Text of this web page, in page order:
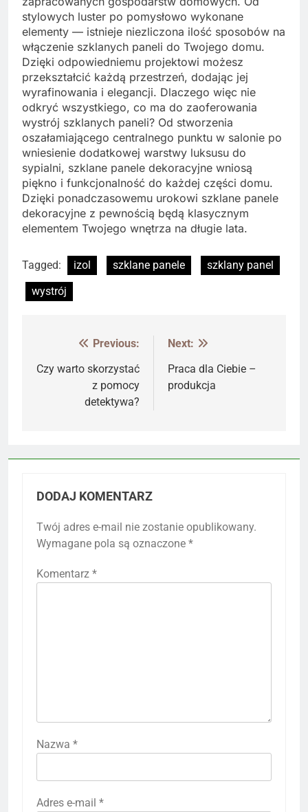
stylowych luster po pomysłowo wykonane
elementy — istnieje niezliczona ilość sposobów na
włączenie szklanych paneli do Twojego domu.
Dzięki odpowiedniemu projektowi możesz
przekształcić każdą przestrzeń, dodając jej
wyrafinowania i elegancji. Dlaczego więc nie
odkryć wszystkiego, co ma do zaoferowania
wystrój szklanych paneli? Od stworzenia
oszałamiającego centralnego punktu w salonie po
wniesienie dodatkowej warstwy luksusu do
sypialni, szklane panele dekoracyjne wniosą
piękno i funkcjonalność do każdej części domu.
Dzięki ponadczasowemu urokowi szklane panele
dekoracyjne z pewnością będą klasycznym
elementem Twojego wnętrza na długie lata.
Tagged: izol szklane panele
szklany panel
wystrój
Nawigacja
wpisu
Previous:
Czy warto skorzystać
z pomocy
detektywa?
Next:
Praca dla Ciebie –
produkcja
DODAJ KOMENTARZ
Twój adres e-mail nie zostanie opublikowany.
Wymagane pola są oznaczone *
Komentarz *
Nazwa *
Adres e-mail *